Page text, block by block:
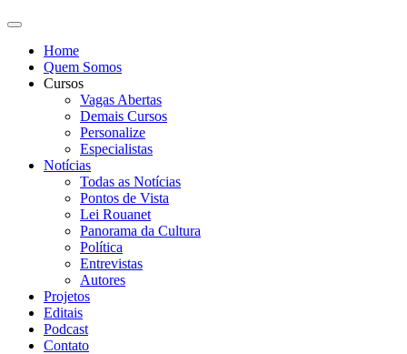
Home
Quem Somos
Cursos
Vagas Abertas
Demais Cursos
Personalize
Especialistas
Notícias
Todas as Notícias
Pontos de Vista
Lei Rouanet
Panorama da Cultura
Política
Entrevistas
Autores
Projetos
Editais
Podcast
Contato